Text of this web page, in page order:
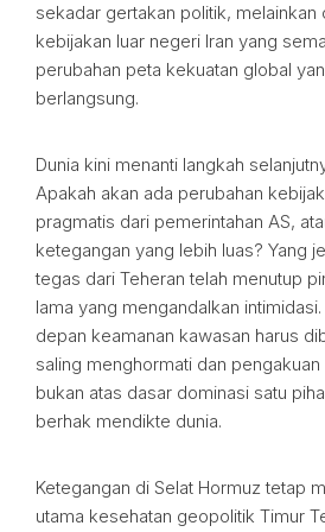
sekadar gertakan politik, melainkan
kebijakan luar negeri Iran yang
perubahan peta kekuatan global
berlangsung.
Dunia kini menanti langkah
Apakah akan ada perubahan
pragmatis dari pemerintahan AS,
ketegangan yang lebih luas? Yang
tegas dari Teheran telah menutup
lama yang mengandalkan
depan keamanan kawasan harus
saling menghormati dan
bukan atas dasar dominasi satu
berhak mendikte dunia.
Ketegangan di Selat Hormuz tetap
utama kesehatan geopolitik Timur